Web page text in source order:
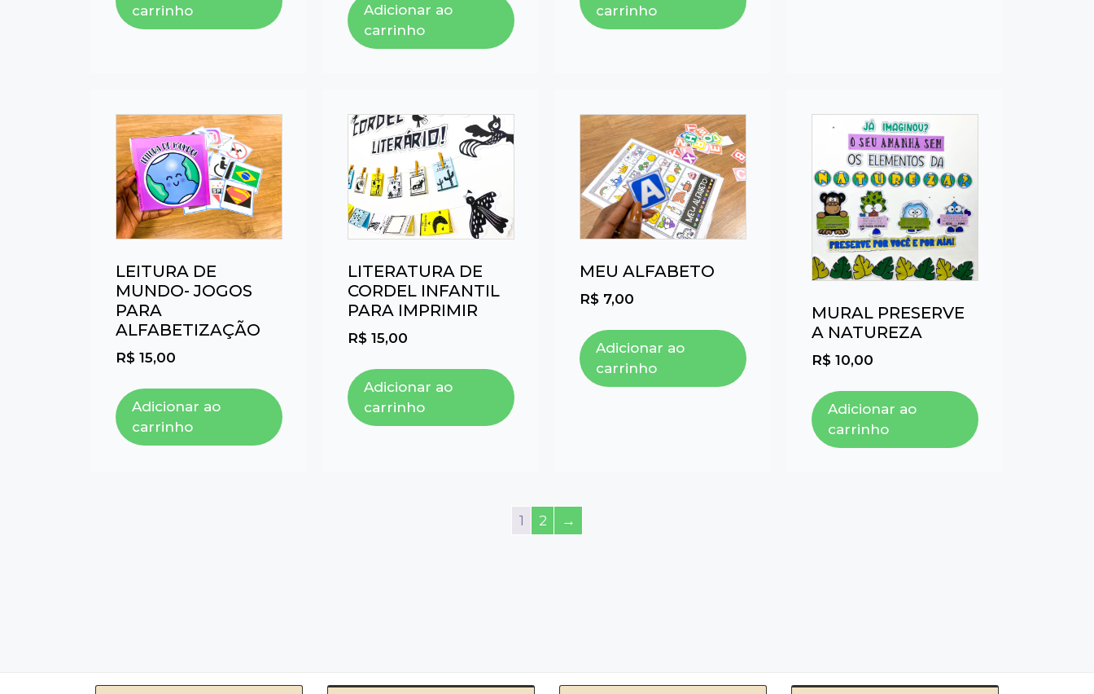
carrinho
Adicionar ao
carrinho
carrinho
LEITURA DE
MUNDO- JOGOS
PARA
ALFABETIZAÇÃO
R$ 15,00
Adicionar ao
carrinho
LITERATURA DE
CORDEL INFANTIL
PARA IMPRIMIR
R$ 15,00
Adicionar ao
carrinho
MEU ALFABETO
R$ 7,00
Adicionar ao
carrinho
MURAL PRESERVE
A NATUREZA
R$ 10,00
Adicionar ao
carrinho
1 2 →